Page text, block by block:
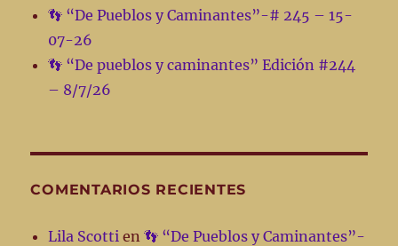
👣 “De Pueblos y Caminantes”-# 245 – 15-
07-26
👣 “De pueblos y caminantes” Edición #244
– 8/7/26
COMENTARIOS RECIENTES
Lila Scotti en👣 “De Pueblos y Caminantes”-